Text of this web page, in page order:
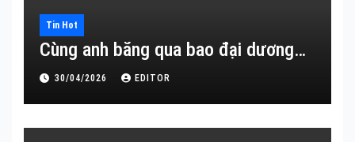
Tin Hot
Cùng anh băng qua bao đại dương…
30/04/2026 EDITOR